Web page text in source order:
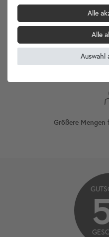
Größere Mengen
Alle
Alle
Auswahl